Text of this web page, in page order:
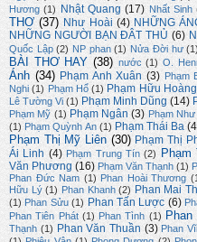
Hương (1) Nhật Quang (17) Nhất Sinh
THƠ (37) Như Hoài (4) NHỮNG
NHỮNG NGƯỜI BẠN ĐÂT THỦ (6)
Quốc Lập (2) NP phan (1) Nửa Đời hư (1)
BÀI THƠ HAY (38) nước (1) O.
Ánh (34) Phạm Anh Xuân (3) Phạm
Nghi (1) Phạm Hổ (1) Phạm Hữu Hoàng
Lê Tường Vi (1) Phạm Minh Dũng (14)
Phạm Mỹ (1) Phạm Ngân (3) Phạm Như
(1) Phạm Quỳnh An (1) Phạm Thái Ba
Phạm Thị Mỹ Liên (30) Phạm Thị
Ái Linh (4) Phạm Trung Tín (2) Phạm
Văn Phương (16) Phạm Văn Thạnh (1)
Phan Đức Nam (1) Phan Hoài Thương
Hữu Lý (1) Phan Khanh (2) Phan Mai
(1) Phan Sửu (1) Phan Tấn Lược (6)
Phan Tiên Phát (1) Phan Tình (1) Phan
Thạnh (1) Phan Văn Thuần (3) Phan